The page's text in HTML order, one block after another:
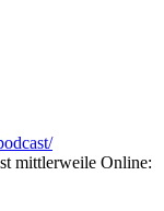
mittlerweile Online: